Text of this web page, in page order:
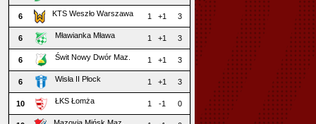
6 KTS Weszło Warszawa 1 +1 3
6 Mławianka Mława 1 +1 3
6 Świt Nowy Dwór Maz. 1 +1 3
6 Wisła II Płock 1 +1 3
10 ŁKS Łomża 1 -1 0